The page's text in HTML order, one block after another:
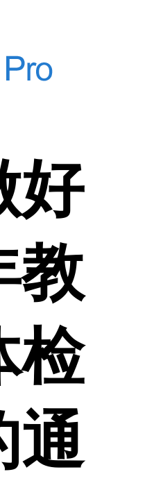
好
教
检
通